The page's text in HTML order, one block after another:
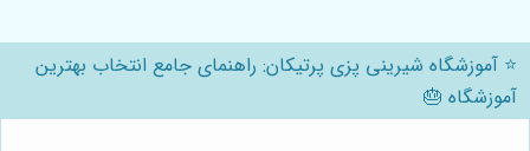
⭐️ آموزشگاه شیرینی پزی پرتیکان: راهنمای جامع انتخاب بهترین
آموزشگاه 🎂